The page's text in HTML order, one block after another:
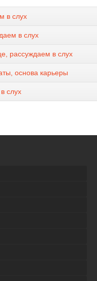
в слух
в слух
рассуждаем в слух
основа карьеры
слух